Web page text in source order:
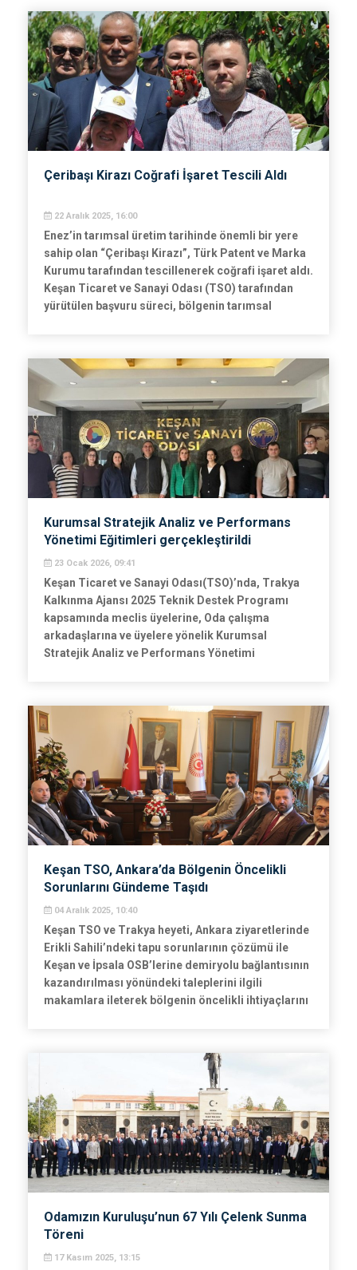
Çeribaşı Kirazı Coğrafi İşaret Tescili Aldı
22 Aralık 2025, 16:00
Enez’in tarımsal üretim tarihinde önemli bir yere
sahip olan “Çeribaşı Kirazı”, Türk Patent ve Marka
Kurumu tarafından tescillenerek coğrafi işaret aldı.
Keşan Ticaret ve Sanayi Odası (TSO) tarafından
yürütülen başvuru süreci, bölgenin tarımsal
değerlendiriliyor.
Kurumsal Stratejik Analiz ve Performans
Yönetimi Eğitimleri gerçekleştirildi
23 Ocak 2026, 09:41
Keşan Ticaret ve Sanayi Odası(TSO)’nda, Trakya
Kalkınma Ajansı 2025 Teknik Destek Programı
kapsamında meclis üyelerine, Oda çalışma
arkadaşlarına ve üyelere yönelik Kurumsal
Stratejik Analiz ve Performans Yönetimi
Keşan TSO, Ankara’da Bölgenin Öncelikli
Sorunlarını Gündeme Taşıdı
04 Aralık 2025, 10:40
Keşan TSO ve Trakya heyeti, Ankara ziyaretlerinde
Erikli Sahili’ndeki tapu sorunlarının çözümü ile
Keşan ve İpsala OSB’lerine demiryolu bağlantısının
kazandırılması yönündeki taleplerini ilgili
makamlara ileterek bölgenin öncelikli ihtiyaçlarını
Odamızın Kuruluşu’nun 67 Yılı Çelenk Sunma
Töreni
17 Kasım 2025, 13:15